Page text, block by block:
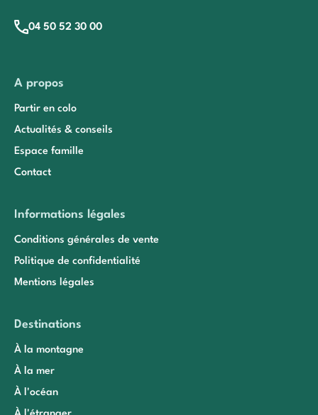
04 50 52 30 00
A propos
Partir en colo
Actualités & conseils
Espace famille
Contact
Informations légales
Conditions générales de vente
Politique de confidentialité
Mentions légales
Destinations
À la montagne
À la mer
À l'océan